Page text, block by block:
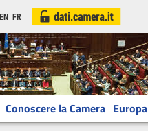
EN FR
Conoscere la Camera Europa